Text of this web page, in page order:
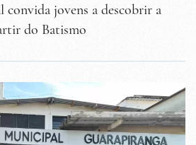
convida jovens a descobrir a
do Batismo